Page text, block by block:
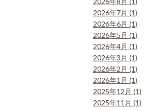
2026年7月 (1)
2026年6月 (1)
2026年5月 (1)
2026年4月 (1)
2026年3月 (1)
2026年2月 (1)
2026年1月 (1)
2025年12月 (1)
2025年11月 (1)